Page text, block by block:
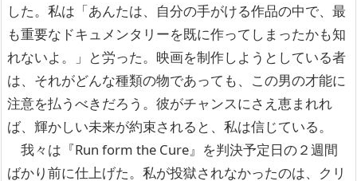
した。私は「あんたは、自分の手がける作品の中で、最
も重要なドキュメンタリーを既に作ってしまったかも知
れないよ。」と労った。映画を制作しようとしている者
は、それがどんな種類の物であっても、この男の才能に
注意を払うべきだろう。彼がチャンスにさえ恵まれれ
ば、輝かしい未来が約束されると、私は信じている。
我々は『Run form the Cure』を判決予定日の２週間
ばかり前に仕上げた。私が投獄されなかったのは、クリ